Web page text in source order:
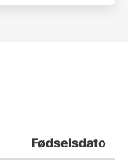
Fødselsdato